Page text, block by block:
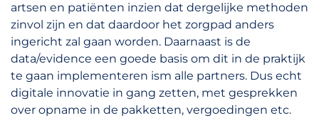
artsen en patiënten inzien dat dergelijke methoden
zinvol zijn en dat daardoor het zorgpad anders
ingericht zal gaan worden. Daarnaast is de
data/evidence een goede basis om dit in de praktijk
te gaan implementeren ism alle partners. Dus echt
digitale innovatie in gang zetten, met gesprekken
over opname in de pakketten, vergoedingen etc.